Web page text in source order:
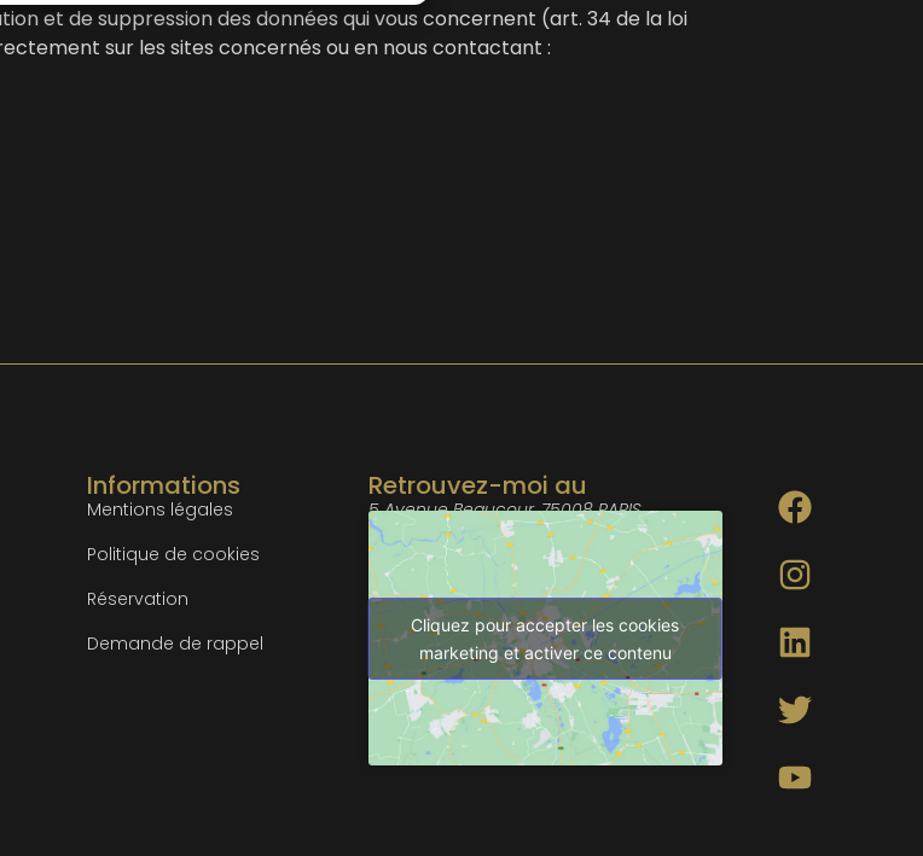
et de suppression des données qui vous concernent (art. 34 de la loi
sur les sites concernés ou en nous contactant :
Informations
Mentions légales
Politique de cookies
Réservation
Demande de rappel
Retrouvez-moi au
5 Avenue Beaucour, 75008 PARIS
Cliquez pour accepter les cookies
marketing et activer ce contenu